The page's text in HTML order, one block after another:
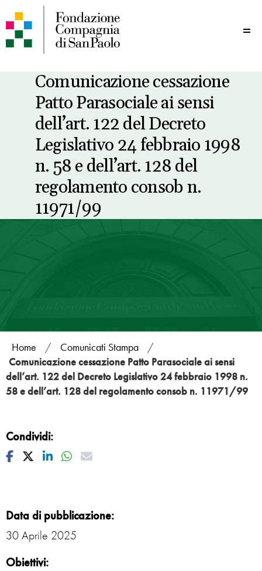
Comunicazione cessazione
Patto Parasociale ai sensi
dell’art. 122 del Decreto
Legislativo 24 febbraio 1998
n. 58 e dell’art. 128 del
regolamento consob n.
11971/99
Home / Comunicati Stampa
/
Comunicazione cessazione Patto Parasociale ai sensi
dell’art. 122 del Decreto Legislativo 24 febbraio 1998 n.
58 e dell’art. 128 del regolamento consob n. 11971/99
Condividi:
Facebook
TwitterLinkedinWhatsapp
Mail
Data di pubblicazione:
30 Aprile 2025
Obiettivi: